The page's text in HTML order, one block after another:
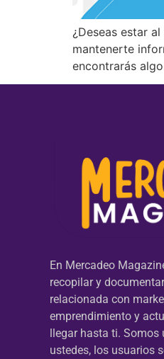
¿Deseas estar
mantenerte
encontrarás
En Mercadeo
recopilar y
relacionada con
emprendimiento y
llegar hasta ti.
ustedes, los usuarios